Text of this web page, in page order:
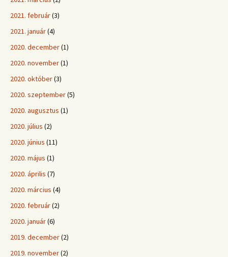
2021. február(3)
2021. január(4)
2020. december(1)
2020. november(1)
2020. október(3)
2020. szeptember(5)
2020. augusztus (1)
2020. július (2)
2020. június (11)
2020. május (1)
2020. április (7)
2020. március (4)
2020. február(2)
2020. január(6)
2019. december(2)
2019. november(2)